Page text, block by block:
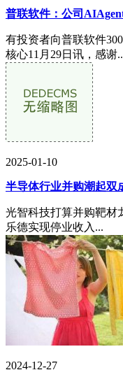
普联软件：公司
有投资者向普联软件
核心11月29日讯，感谢
2025-01-10
半导体行业并购潮起双
光智科技打算并购靶材
乐德实现停业收入...
2024-12-27